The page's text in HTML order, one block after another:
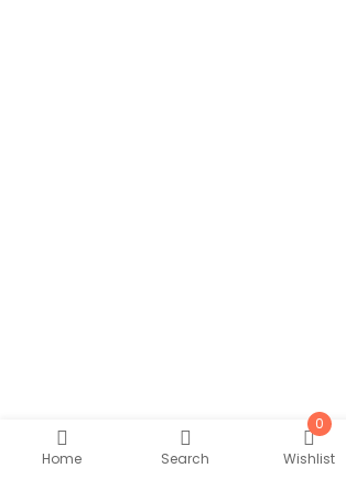
Home Search
0
Wishlist